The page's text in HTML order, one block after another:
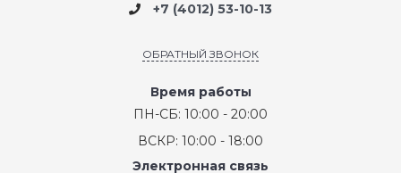
+7 (4012) 53-10-13
ОБРАТНЫЙ ЗВОНОК
Время работы
ПН-СБ: 10:00 - 20:00
ВСКР: 10:00 - 18:00
Электронная связь